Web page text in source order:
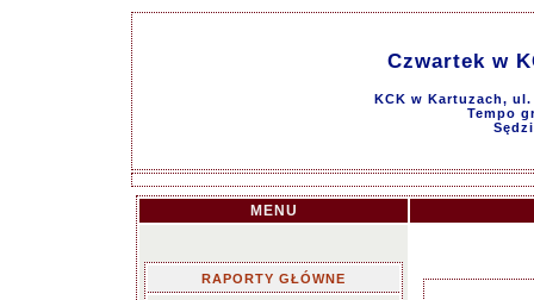
Czwartek w
KCK w Kartuzach, ul.
Tempo
MENU
RAPORTY GŁÓWNE